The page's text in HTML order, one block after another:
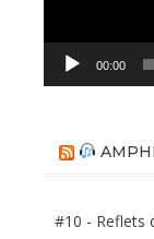
00:00
#10 - Reflets